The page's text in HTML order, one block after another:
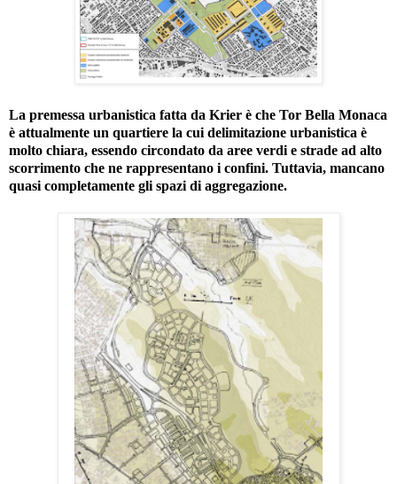
La premessa urbanistica fatta da Krier è che Tor Bella Monaca
è attualmente un quartiere la cui delimitazione urbanistica è
molto chiara, essendo circondato da aree verdi e strade ad alto
scorrimento che ne rappresentano i confini. Tuttavia, mancano
quasi completamente gli spazi di aggregazione.